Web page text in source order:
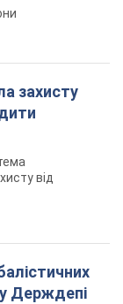
захисту
від
Держдепі